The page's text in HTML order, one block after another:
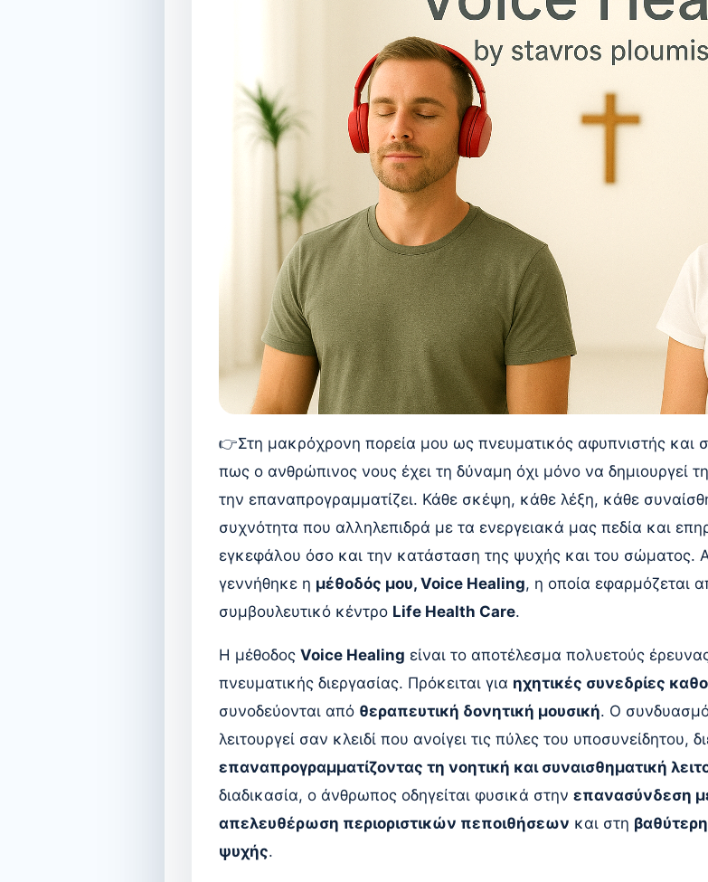
👉Στη μακρόχρονη πορεία μου ως πνευματικός αφυπνιστής και
πως ο ανθρώπινος νους έχει τη δύναμη όχι μόνο να δημιουργεί
την επαναπρογραμματίζει. Κάθε σκέψη, κάθε λέξη, κάθε
συχνότητα που αλληλεπιδρά με τα ενεργειακά μας πεδία και
εγκεφάλου όσο και την κατάσταση της ψυχής και του σώματος.
γεννήθηκε η μέθοδός μου, Voice Healing, η οποία εφαρμόζεται
συμβουλευτικό κέντρο Life Health Care.
Η μέθοδος Voice Healing είναι το αποτέλεσμα πολυετούς
πνευματικής διεργασίας. Πρόκειται για ηχητικές συνεδρίες
συνοδεύονται από θεραπευτική δονητική μουσική. Ο
λειτουργεί σαν κλειδί που ανοίγει τις πύλες του υποσυνείδητου,
επαναπρογραμματίζοντας τη νοητική και συναισθηματική
διαδικασία, ο άνθρωπος οδηγείται φυσικά στην επανασύνδεση
απελευθέρωση περιοριστικών πεποιθήσεων και στη
ψυχής.